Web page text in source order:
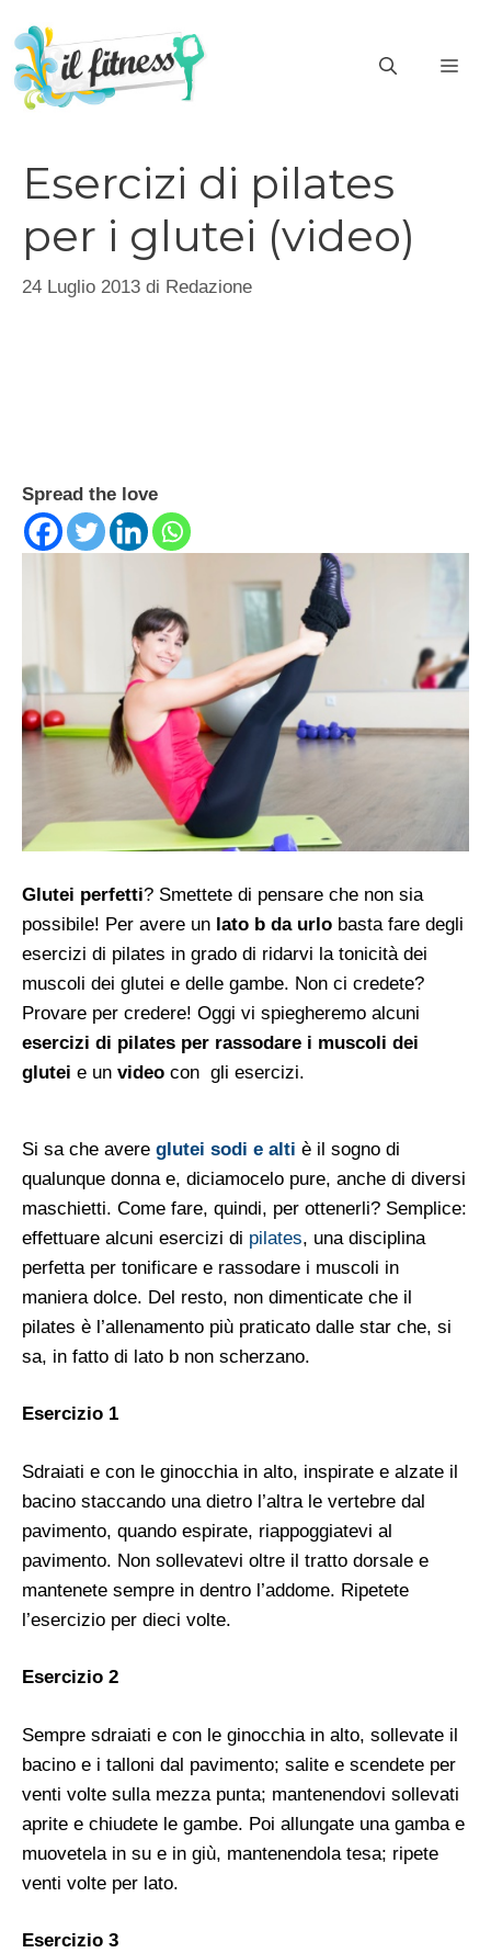
contenuto
Esercizi di pilates
per i glutei (video)
24 Luglio 2013 di Redazione
Spread the love
Glutei perfetti? Smettete di pensare che non sia
possibile! Per avere un lato b da urlo basta fare degli
esercizi di pilates in grado di ridarvi la tonicità dei
muscoli dei glutei e delle gambe. Non ci credete?
Provare per credere! Oggi vi spiegheremo alcuni
esercizi di pilates per rassodare i muscoli dei
glutei e un video con gli esercizi.
Si sa che avere glutei sodi e alti è il sogno di
qualunque donna e, diciamocelo pure, anche di diversi
maschietti. Come fare, quindi, per ottenerli? Semplice:
effettuare alcuni esercizi di pilates, una disciplina
perfetta per tonificare e rassodare i muscoli in
maniera dolce. Del resto, non dimenticate che il
pilates è l’allenamento più praticato dalle star che, si
sa, in fatto di lato b non scherzano.
Esercizio 1
Sdraiati e con le ginocchia in alto, inspirate e alzate il
bacino staccando una dietro l’altra le vertebre dal
pavimento, quando espirate, riappoggiatevi al
pavimento. Non sollevatevi oltre il tratto dorsale e
mantenete sempre in dentro l’addome. Ripetete
l’esercizio per dieci volte.
Esercizio 2
Sempre sdraiati e con le ginocchia in alto, sollevate il
bacino e i talloni dal pavimento; salite e scendete per
venti volte sulla mezza punta; mantenendovi sollevati
aprite e chiudete le gambe. Poi allungate una gamba e
muovetela in su e in giù, mantenendola tesa; ripete
venti volte per lato.
Esercizio 3